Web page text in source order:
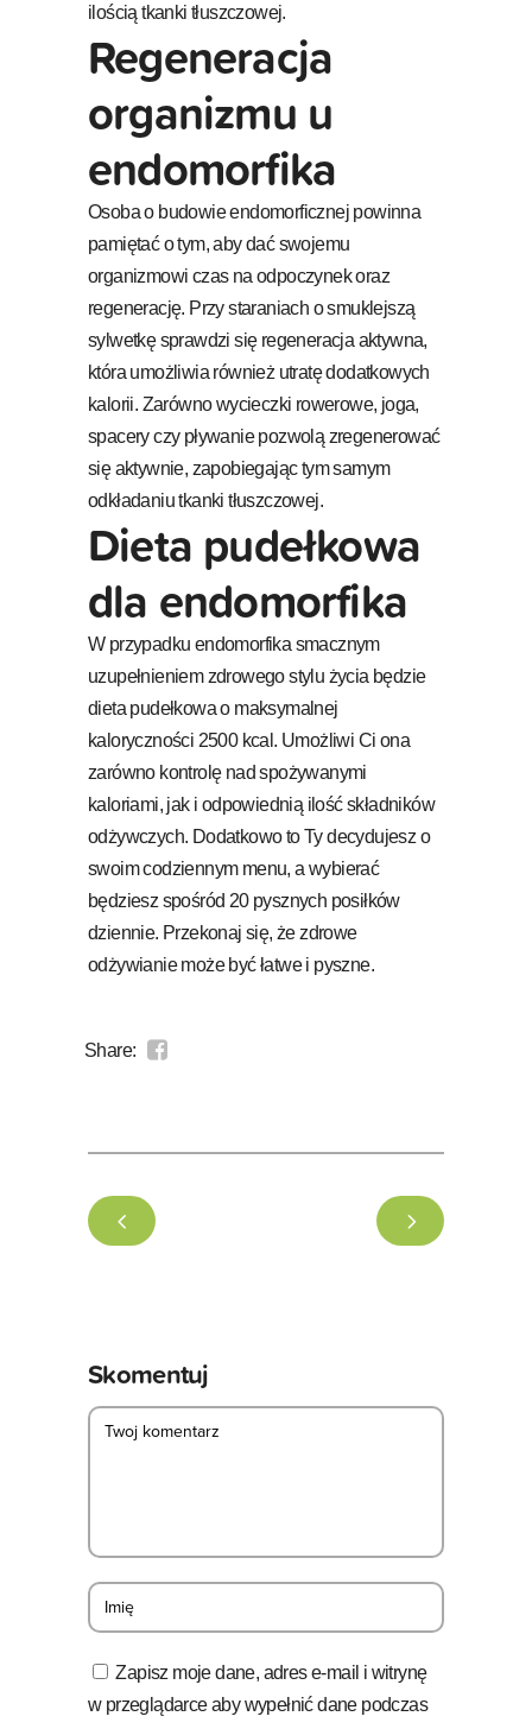
ilością tkanki tłuszczowej.
Regeneracja
organizmu u
endomorfika
Osoba o budowie endomorficznej powinna
pamiętać o tym, aby dać swojemu
organizmowi czas na odpoczynek oraz
regenerację. Przy staraniach o smuklejszą
sylwetkę sprawdzi się regeneracja aktywna,
która umożliwia również utratę dodatkowych
kalorii. Zarówno wycieczki rowerowe, joga,
spacery czy pływanie pozwolą zregenerować
się aktywnie, zapobiegając tym samym
odkładaniu tkanki tłuszczowej.
Dieta pudełkowa
dla endomorfika
W przypadku endomorfika smacznym
uzupełnieniem zdrowego stylu życia będzie
dieta pudełkowa o maksymalnej
kaloryczności 2500 kcal. Umożliwi Ci ona
zarówno kontrolę nad spożywanymi
kaloriami, jak i odpowiednią ilość składników
odżywczych. Dodatkowo to Ty decydujesz o
swoim codziennym menu, a wybierać
będziesz spośród 20 pysznych posiłków
dziennie. Przekonaj się, że zdrowe
odżywianie może być łatwe i pyszne.
Share:
Skomentuj
Zapisz moje dane, adres e-mail i witrynę
w przeglądarce aby wypełnić dane podczas